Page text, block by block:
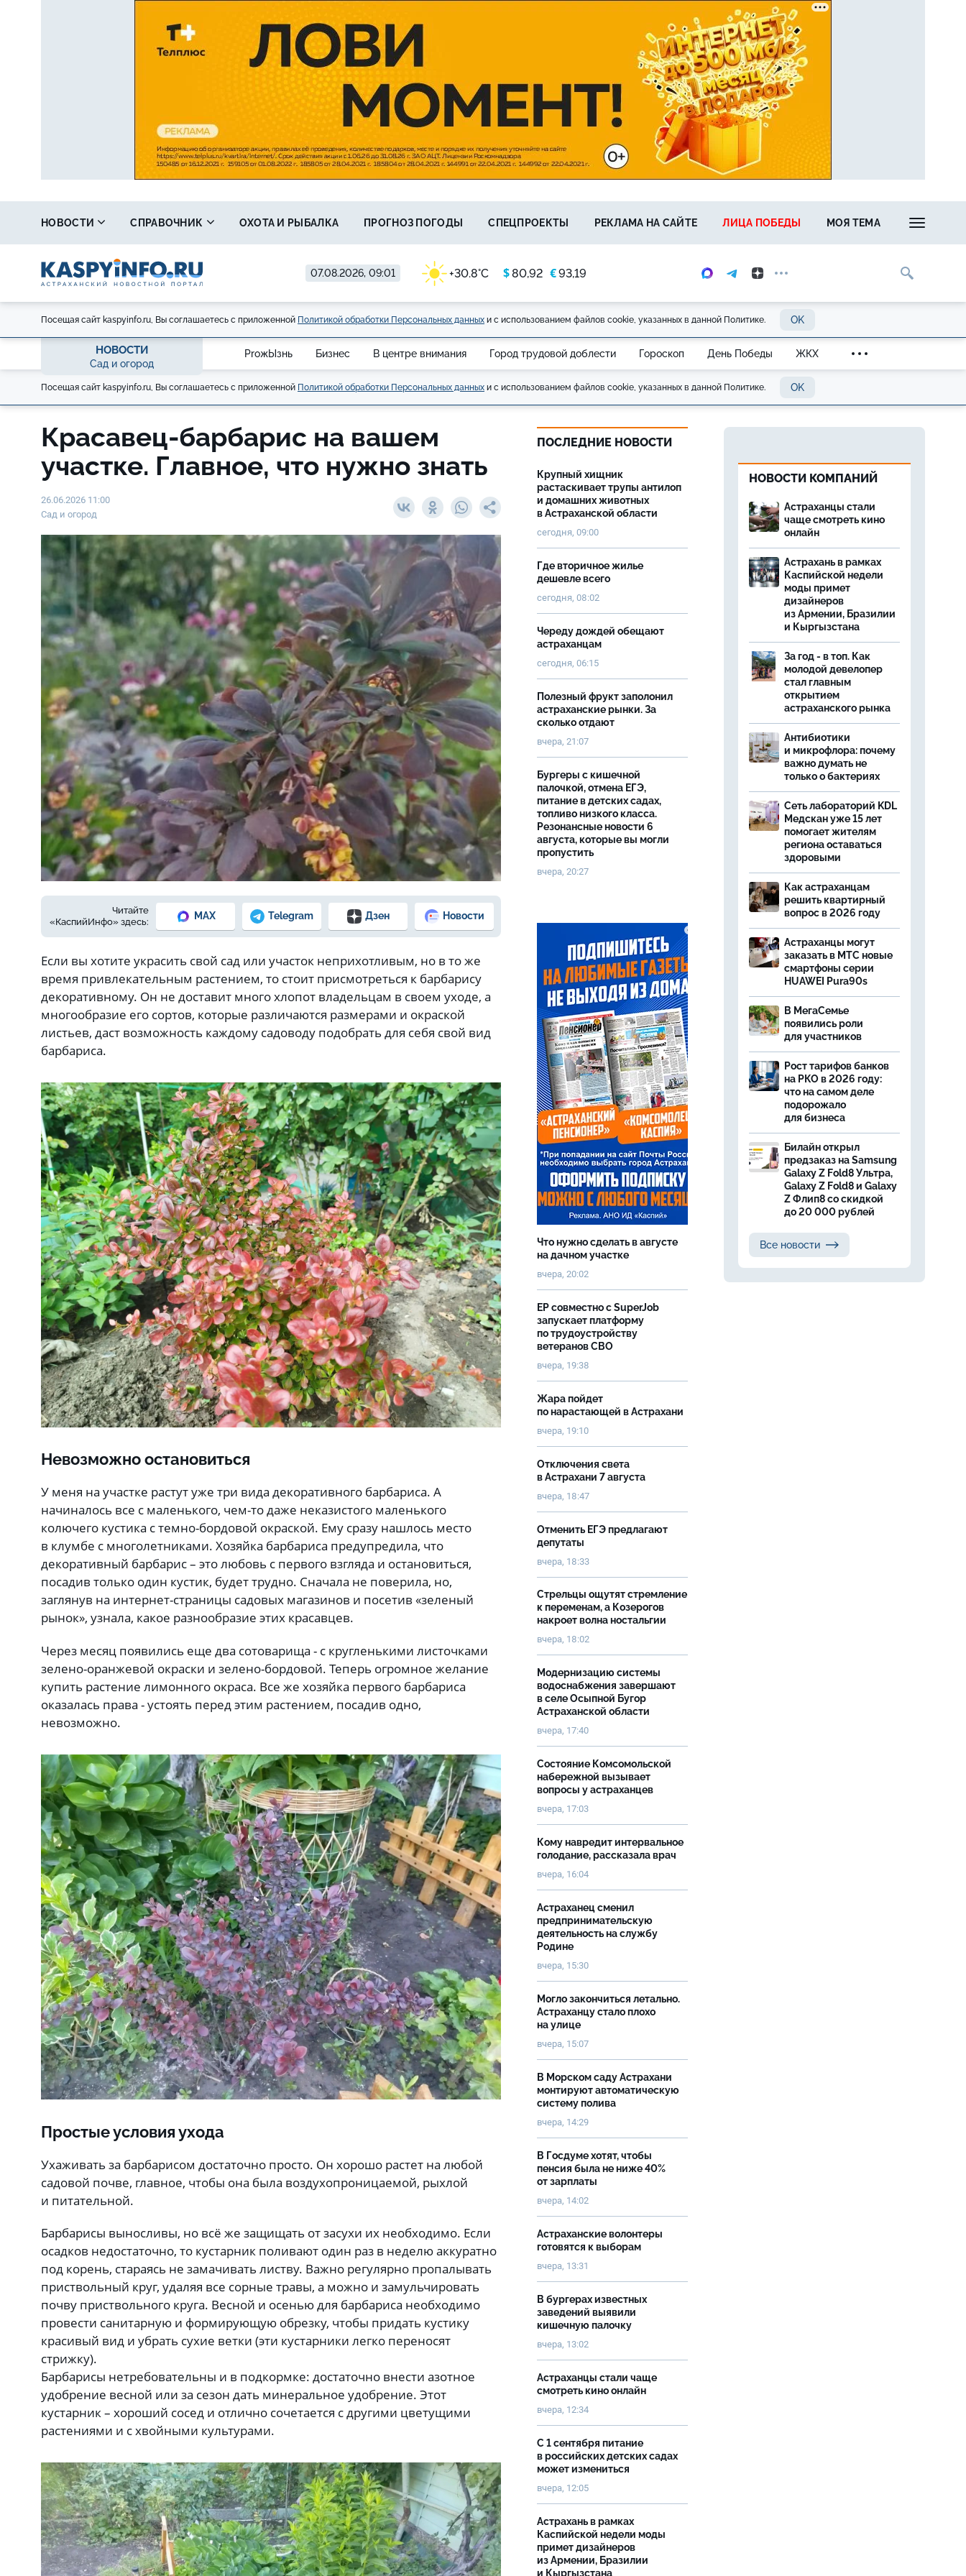
07.08.2026, 09:01 +30.8°C $80,92 €93,19
НОВОСТИ СПРАВОЧНИК ОХОТА И РЫБАЛКА ПРОГНОЗ ПОГОДЫ СПЕЦПРОЕКТЫ РЕКЛАМА НА САЙТЕ ЛИЦА ПОБЕДЫ МОЯ ТЕМА
Посещая сайт kaspyinfo.ru, Вы соглашаетесь с приложенной Политикой обработки Персональных данных и с использованием файлов cookie, указанных в данной Политике. OK
НОВОСТИ
Сад и огород
ProжЫзнь Бизнес В центре внимания Город трудовой доблести Гороскоп День Победы ЖКХ
Посещая сайт kaspyinfo.ru, Вы соглашаетесь с приложенной Политикой обработки Персональных данных и с использованием файлов cookie, указанных в данной Политике. OK
Красавец-барбарис на вашем
участке. Главное, что нужно знать
26.06.2026 11:00
Сад и огород
Фото: автора
Читайте
«КаспийИнфо» здесь:
MAX Telegram Дзен Новости
Если вы хотите украсить свой сад или участок неприхотливым, но в то же
время привлекательным растением, то стоит присмотреться к барбарису
декоративному. Он не доставит много хлопот владельцам в своем уходе, а
многообразие его сортов, которые различаются размерами и окраской
листьев, даст возможность каждому садоводу подобрать для себя свой вид
барбариса.
Невозможно остановиться
У меня на участке растут уже три вида декоративного барбариса. А
начиналось все с маленького, чем-то даже неказистого маленького
колючего кустика с темно-бордовой окраской. Ему сразу нашлось место
в клумбе с многолетниками. Хозяйка барбариса предупредила, что
декоративный барбарис – это любовь с первого взгляда и остановиться,
посадив только один кустик, будет трудно. Сначала не поверила, но,
заглянув на интернет-страницы садовых магазинов и посетив «зеленый
рынок», узнала, какое разнообразие этих красавцев.
Через месяц появились еще два сотоварища - с кругленькими листочками
зелено-оранжевой окраски и зелено-бордовой. Теперь огромное желание
купить растение лимонного окраса. Все же хозяйка первого барбариса
оказалась права - устоять перед этим растением, посадив одно,
невозможно.
Простые условия ухода
Ухаживать за барбарисом достаточно просто. Он хорошо растет на любой
садовой почве, главное, чтобы она была воздухопроницаемой, рыхлой
и питательной.
Барбарисы выносливы, но всё же защищать от засухи их необходимо. Если
осадков недостаточно, то кустарник поливают один раз в неделю аккуратно
под корень, стараясь не замачивать листву. Важно регулярно пропалывать
приствольный круг, удаляя все сорные травы, а можно и замульчировать
почву приствольного круга. Весной и осенью для барбариса необходимо
провести санитарную и формирующую обрезку, чтобы придать кустику
красивый вид и убрать сухие ветки (эти кустарники легко переносят
стрижку).
Барбарисы нетребовательны и в подкормке: достаточно внести азотное
удобрение весной или за сезон дать минеральное удобрение. Этот
кустарник – хороший сосед и отлично сочетается с другими цветущими
растениями и с хвойными культурами.
ПОСЛЕДНИЕ НОВОСТИ
Крупный хищник
растаскивает трупы антилоп
и домашних животных
в Астраханской области
сегодня, 09:00
Где вторичное жилье
дешевле всего
сегодня, 08:02
Череду дождей обещают
астраханцам
сегодня, 06:15
Полезный фрукт заполонил
астраханские рынки. За
сколько отдают
вчера, 21:07
Бургеры с кишечной
палочкой, отмена ЕГЭ,
питание в детских садах,
топливо низкого класса.
Резонансные новости 6
августа, которые вы могли
пропустить
вчера, 20:27
Что нужно сделать в августе
на дачном участке
вчера, 20:02
ЕР совместно с SuperJob
запускает платформу
по трудоустройству
ветеранов СВО
вчера, 19:38
Жара пойдет
по нарастающей в Астрахани
вчера, 19:10
Отключения света
в Астрахани 7 августа
вчера, 18:47
Отменить ЕГЭ предлагают
депутаты
вчера, 18:33
Стрельцы ощутят стремление
к переменам, а Козерогов
накроет волна ностальгии
вчера, 18:02
Модернизацию системы
водоснабжения завершают
в селе Осыпной Бугор
Астраханской области
вчера, 17:40
Состояние Комсомольской
набережной вызывает
вопросы у астраханцев
вчера, 17:03
Кому навредит интервальное
голодание, рассказала врач
вчера, 16:04
Астраханец сменил
предпринимательскую
деятельность на службу
Родине
вчера, 15:30
Могло закончиться летально.
Астраханцу стало плохо
на улице
вчера, 15:07
В Морском саду Астрахани
монтируют автоматическую
систему полива
вчера, 14:29
В Госдуме хотят, чтобы
пенсия была не ниже 40%
от зарплаты
вчера, 14:02
Астраханские волонтеры
готовятся к выборам
вчера, 13:31
В бургерах известных
заведений выявили
кишечную палочку
вчера, 13:02
Астраханцы стали чаще
смотреть кино онлайн
вчера, 12:34
С 1 сентября питание
в российских детских садах
может измениться
вчера, 12:05
Астрахань в рамках
Каспийской недели моды
примет дизайнеров
из Армении, Бразилии
и Кыргызстана
НОВОСТИ КОМПАНИЙ
Астраханцы стали
чаще смотреть кино
онлайн
Астрахань в рамках
Каспийской недели
моды примет
дизайнеров
из Армении, Бразилии
и Кыргызстана
За год - в топ. Как
молодой девелопер
стал главным
открытием
астраханского рынка
Антибиотики
и микрофлора: почему
важно думать не
только о бактериях
Сеть лабораторий KDL
Медскан уже 15 лет
помогает жителям
региона оставаться
здоровыми
Как астраханцам
решить квартирный
вопрос в 2026 году
Астраханцы могут
заказать в МТС новые
смартфоны серии
HUAWEI Pura90s
В МегаСемье
появились роли
для участников
Рост тарифов банков
на РКО в 2026 году:
что на самом деле
подорожало
для бизнеса
Билайн открыл
предзаказ на Samsung
Galaxy Z Fold8 Ультра,
Galaxy Z Fold8 и Galaxy
Z Флип8 со скидкой
до 20 000 рублей
Все новости